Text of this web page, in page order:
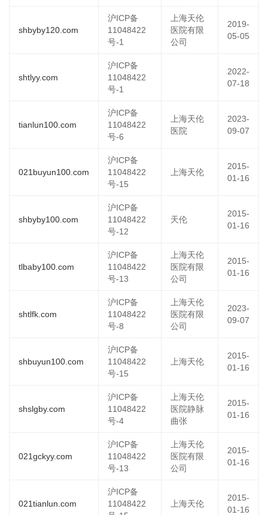
shbyby120.com
沪ICP备
11048422
号-1
上海天伦
医院有限
公司
2019-
05-05
shtlyy.com
沪ICP备
11048422
号-1
2022-
07-18
tianlun100.com
沪ICP备
11048422
号-6
上海天伦
医院
2023-
09-07
021buyun100.com
沪ICP备
11048422
号-15
上海天伦
2015-
01-16
shbyby100.com
沪ICP备
11048422
号-12
天伦
2015-
01-16
tlbaby100.com
沪ICP备
11048422
号-13
上海天伦
医院有限
公司
2015-
01-16
shtlfk.com
沪ICP备
11048422
号-8
上海天伦
医院有限
公司
2023-
09-07
shbuyun100.com
沪ICP备
11048422
号-15
上海天伦
2015-
01-16
shslgby.com
沪ICP备
11048422
号-4
上海天伦
医院静脉
曲张
2015-
01-16
021gckyy.com
沪ICP备
11048422
号-13
上海天伦
医院有限
公司
2015-
01-16
021tianlun.com
沪ICP备
11048422
上海天伦
2015-
01-16